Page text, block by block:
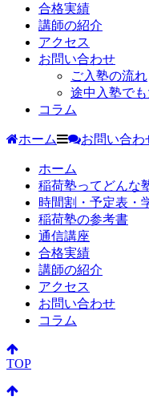
合格実績
講師の紹介
アクセス
お問い合わせ
ご入塾の流れ
途中入塾でも
コラム
ホーム お問い合わ
ホーム
稲荷塾ってどんな
時間割・予定表・
稲荷塾の参考書
通信講座
合格実績
講師の紹介
アクセス
お問い合わせ
コラム
TOP